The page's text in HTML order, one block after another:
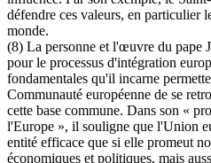
défendre ces valeurs, en particulier
monde.
(8) La personne et l'œuvre du pape
pour le processus d'intégration
fondamentales qu'il incarne
Communauté européenne de se
cette base commune. Dans son «
l'Europe », il souligne que l'Union
entité efficace que si elle promeut
économiques et politiques, mais